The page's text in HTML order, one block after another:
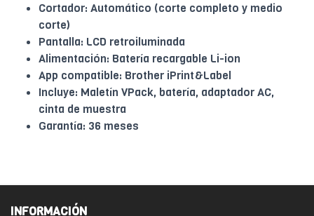
Cortador: Automático (corte completo y medio
corte)
Pantalla: LCD retroiluminada
Alimentación: Batería recargable Li-ion
App compatible: Brother iPrint&Label
Incluye: Maletín VPack, batería, adaptador AC,
cinta de muestra
Garantía: 36 meses
INFORMACIÓN